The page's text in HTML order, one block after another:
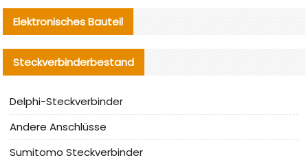
Elektronisches Bauteil
Steckverbinderbestand
Delphi-Steckverbinder
Andere Anschlüsse
Sumitomo Steckverbinder